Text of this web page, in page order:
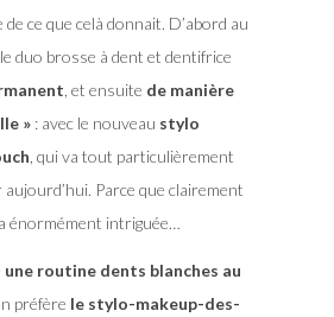
de ce que celà donnait. D’abord au
duo brosse à dent et dentifrice
, et ensuite de manière
»: avec le nouveau stylo
, qui va tout particulièrement
Parce que clairement
énormément intriguée…
une routine dents blanches au
préfère le stylo-makeup-des-